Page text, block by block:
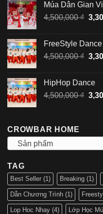
Múa Dân Gian
4,500,000₫ Giá
FreeStyle Dance
4,500,000₫ Giá
HipHop Dance
4,500,000₫ Giá
CROWBAR HOME
Sản phẩm
TAG
Best Seller (1) Breaking (1)
Dẫn Chương Trình (1)
Lop Hoc Nhay (4) Lớp Học